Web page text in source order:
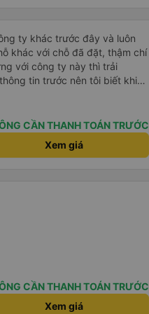
ty khác trước đây và luôn
khác với chỗ đã đặt, thậm chí
với công ty này thì trải
tin trước nên tôi biết khi
chỉ và xếp tôi ngồi đúng chỗ
rất nhanh chóng. Từ giờ trở
này. Tôi thường xuyên sử
lại giữa Thành phố Hồ Chí
CẦN THANH TOÁN TRƯỚC
Xem giá
CẦN THANH TOÁN TRƯỚC
Xem giá